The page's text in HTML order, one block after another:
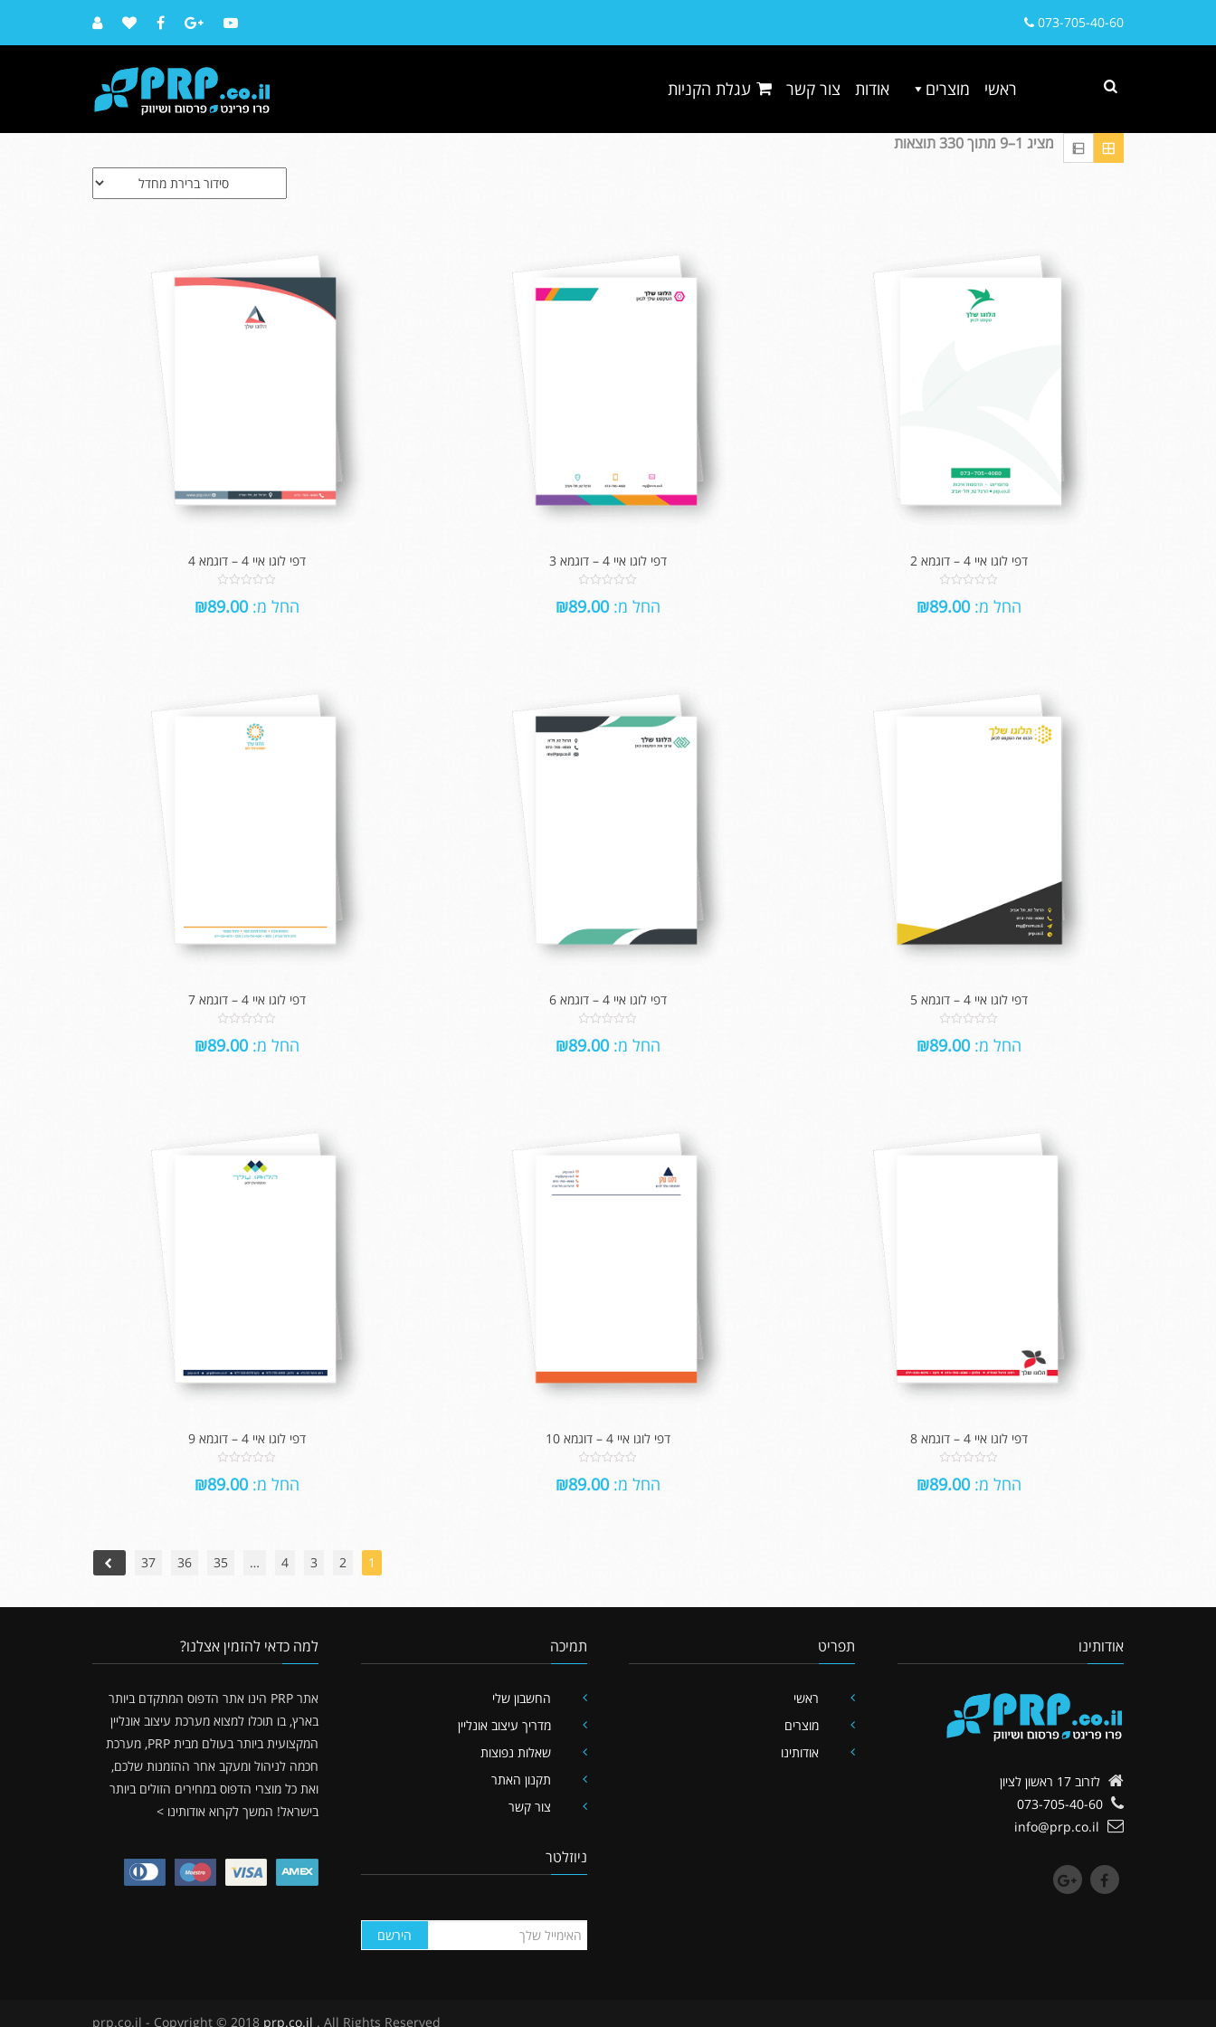
073-705-40-60
ראשי מוצרים אודות צור קשר עגלת הקניות
מציג 1–9 מתוך 330 תוצאות
דפי לוגו איי 4 – דוגמא 2
out
החל מ: ₪89.00
דפי לוגו איי 4 – דוגמא 3
out
החל מ: ₪89.00
דפי לוגו איי 4 – דוגמא 4
out
החל מ: ₪89.00
דפי לוגו איי 4 – דוגמא 5
out
החל מ: ₪89.00
דפי לוגו איי 4 – דוגמא 6
out
החל מ: ₪89.00
דפי לוגו איי 4 – דוגמא 7
out
החל מ: ₪89.00
דפי לוגו איי 4 – דוגמא 8
out
החל מ: ₪89.00
דפי לוגו איי 4 – דוגמא 10
out
החל מ: ₪89.00
דפי לוגו איי 4 – דוגמא 9
out
החל מ: ₪89.00
1
2
3
4
…
35
36
37
למה כדאי להזמין אצלנו?
אתר PRP הינו אתר הדפוס המתקדם ביותר
בארץ, בו תוכלו למצוא מערכת עיצוב אונליין
המקצועית ביותר בעולם מבית PRP, מערכת
חכמה לניהול ומעקב אחר ההזמנות שלכם,
ואת כל מוצרי הדפוס במחירים הזולים ביותר
בישראל! המשך לקרוא אודותינו >
תמיכה
החשבון שלי
מדריך עיצוב אונליין
שאלות נפוצות
תקנון האתר
צור קשר
ניוזלטר
הירשם
תפריט
ראשי
מוצרים
אודותינו
אודותינו
לזרוב 17
ראשון לציון
073-705-40-60
info@prp.co.il
prp.co.il - Copyright © 2018 prp.co.il . All Rights Reserved